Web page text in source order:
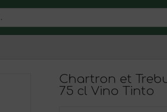
Chartron et
75 cl Vino Tinto